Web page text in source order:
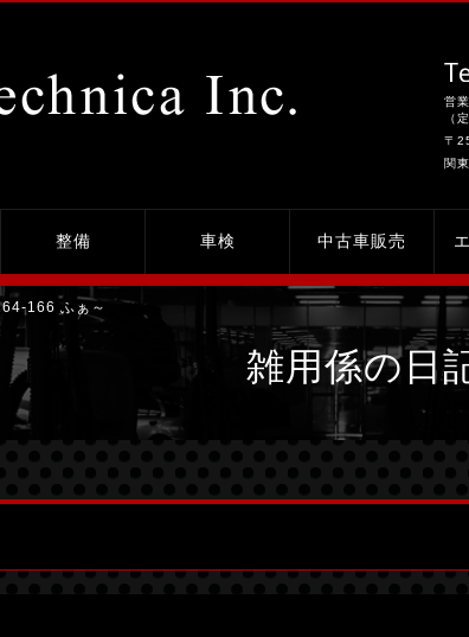
営
（
〒
関
整備 車検 中古車販売
166 ふぁ～
雑用係の日